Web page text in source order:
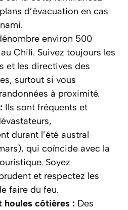
d’évacuation en cas
environ 500
Chili. Suivez toujours les
et les directives des
surtout si vous
à proximité.
Ils sont fréquents et
durant l’été austral
qui coïncide avec la
Soyez
et respectez les
faire du feu.
houles côtières : Des